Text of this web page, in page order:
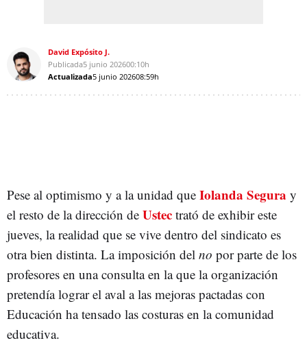
David Expósito J.
Publicada5 junio 202600:10h
Actualizada5 junio 202608:59h
Pese al optimismo y a la unidad que Iolanda Segura y
el resto de la dirección de Ustec trató de exhibir este
jueves, la realidad que se vive dentro del sindicato es
otra bien distinta. La imposición del no por parte de los
profesores en una consulta en la que la organización
pretendía lograr el aval a las mejoras pactadas con
Educación ha tensado las costuras en la comunidad
educativa.